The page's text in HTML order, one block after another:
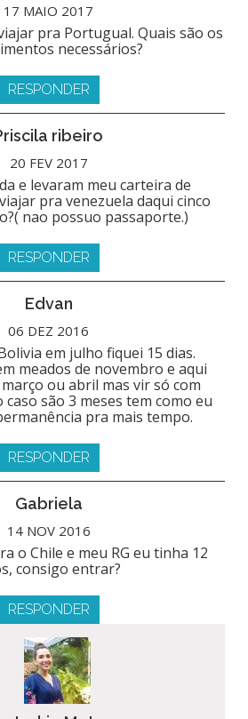
17 MAIO 2017
pra Portugual. Quais são os
necessários?
RESPONDER
ribeiro
20 FEV 2017
e levaram meu carteira de
pra venezuela daqui cinco
nao possuo passaporte.)
RESPONDER
Edvan
06 DEZ 2016
em julho fiquei 15 dias.
meados de novembro e aqui
ou abril mas vir só com
são 3 meses tem como eu
pra mais tempo.
RESPONDER
Gabriela
14 NOV 2016
o Chile e meu RG eu tinha 12
consigo entrar?
RESPONDER